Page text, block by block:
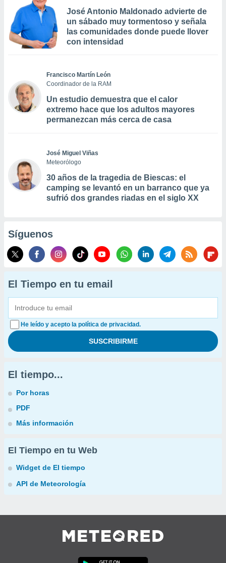
José Antonio Maldonado advierte de
un sábado muy tormentoso y señala
las comunidades donde puede llover
con intensidad
Francisco Martín León
Coordinador de la RAM
Un estudio demuestra que el calor
extremo hace que los adultos mayores
permanezcan más cerca de casa
José Miguel Viñas
Meteorólogo
30 años de la tragedia de Biescas: el
camping se levantó en un barranco que ya
sufrió dos grandes riadas en el siglo XX
Síguenos
El Tiempo en tu email
He leído y acepto la política de privacidad.
El tiempo...
Por horas
PDF
Más información
El Tiempo en tu Web
Widget de El tiempo
API de Meteorología